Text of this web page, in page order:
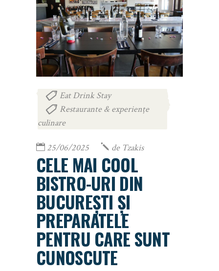
Eat Drink Stay
Restaurante & experiențe
culinare
25/06/2025 de Tzakis
CELE MAI COOL
BISTRO-URI DIN
BUCUREȘTI ȘI
PREPARATELE
PENTRU CARE SUNT
CUNOSCUTE